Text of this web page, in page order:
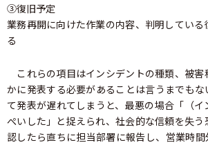
③復旧予定
業務再開に向けた作業の内容、判明してい
る
これらの項目はインシデントの種類、被害
かに発表する必要があることは言うまでも
て発表が遅れてしまうと、最悪の場合「（
ぺいした」と捉えられ、社会的な信頼を失
認したら直ちに担当部署に報告し、営業時